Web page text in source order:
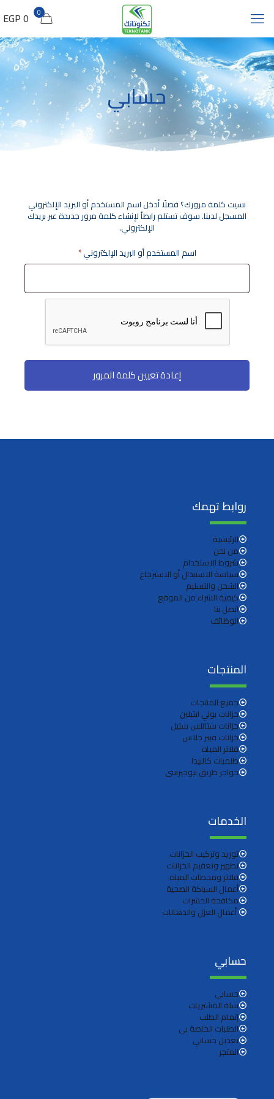
0
0 EGP
حسابي
نسيت كلمة مرورك؟ فضلًا أدخل اسم المستخدم أو البريد الإلكتروني
المسجل لدينا. سوف تستلم رابطاً لإنشاء كلمة مرور جديدة عبر بريدك
الإلكتروني.
اسم المستخدم أو البريد الإلكتروني*مطلوبة
إعادة تعيين كلمة المرور
روابط تهمك
الرئيسية
من نحن
شروط الاستخدام
سياسة الاستبدال أو الاسترجاع
الشحن والتسليم
كيفية الشراء من الموقع
اتصل بنا
الوظائف
المنتجات
جميع المنتجات
خزانات بولي ايثيلين
خزانات ستانلس ستيل
خزانات فيبر جلاس
فلاتر المياه
طلمبات كالبيدا
حواجز طريق نيوجيرسي
الخدمات
توريد وتركيب الخزانات
تطهير وتعقيم الخزانات
فلاتر ومحطات المياه
أعمال السباكة الصحية
مكافحة الحشرات
أعمال العزل والدهانات
حسابي
حسابي
سلة المشتريات
إتمام الطلب
الطلبات الخاصة بي
تعديل حسابي
المتجر